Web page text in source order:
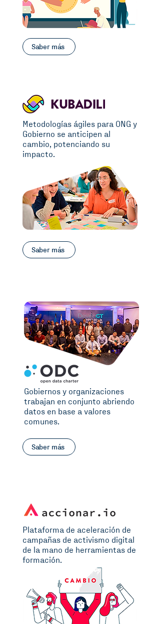
Saber más
Metodologías ágiles para ONG y
Gobierno se anticipen al
cambio, potenciando su
impacto.
Saber más
Gobiernos y organizaciones
trabajan en conjunto abriendo
datos en base a valores
comunes.
Saber más
Plataforma de aceleración de
campañas de activismo digital
de la mano de herramientas de
formación.